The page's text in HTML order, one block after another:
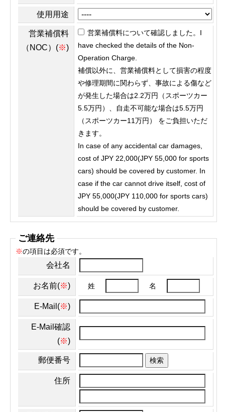
使用用途
営業補償料
（NOC）(※)
営業補償料について確認しました。I
have checked the details of the Non-
Operation Charge.
補償以外に、営業補償料として損害の程度
や修理期間に関わらず、事故による傷など
が発生した場合は2.2万円（スポーツカー
5.5万円）、自走不可能な場合は5.5万円
（スポーツカー11万円） をご負担いただ
きます。
In case of any accidental car damages,
cost of JPY 22,000(JPY 55,000 for sports
cars) should be covered by customer. In
case if the car cannot drive itself, cost of
JPY 55,000(JPY 110,000 for sports cars)
should be covered by customer.
ご連絡先
※の項目は必須です。
会社名
お名前(※) 姓 名
E-Mail(※)
E-Mail確認
(※)
郵便番号 検索
住所